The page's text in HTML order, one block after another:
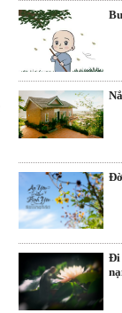
Đi